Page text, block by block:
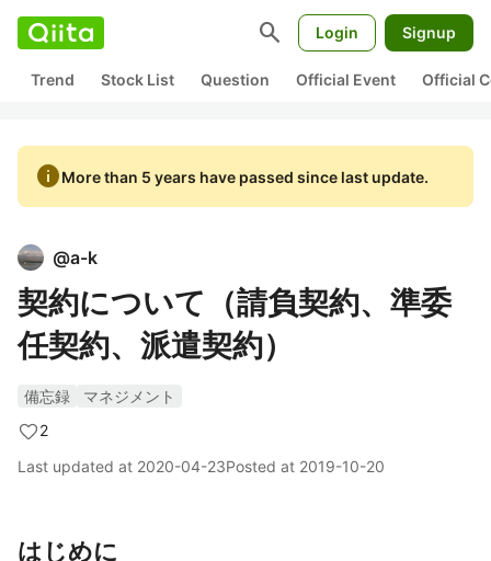
search Login Signup
Trend Stock List Question Official Event Official
infoMore than 5 years have passed since last update.
@a-k
契約について（請負契約、準委
任契約、派遣契約）
備忘録
マネジメント
2
Last updated at 2020-04-23Posted at 2019-10-20
はじめに